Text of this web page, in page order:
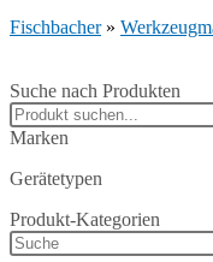
Fischbacher»
Suche nach Produkten
Search
products:
Marken
Gerätetypen
Produkt-Kategorien